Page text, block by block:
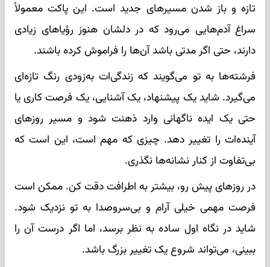
تازه و باز شدن مسیرهای جدید است. این پاکت معمولاً
سراغ آدم‌هایی می‌رود که در دلشان هنوز رؤیاهای زیادی
دارند، حتی اگر مدتی باشد آن‌ها را فراموش کرده باشند.
فرشته‌ها به تو می‌گویند که زندگی‌ات به‌زودی رنگ تازه‌ای
می‌گیرد. شاید یک پیشنهاد، یک آشنایی، یک فرصت کاری یا
حتی یک ایده ناگهانی وارد ذهنت شود و مسیر روزهای
آینده‌ات را تغییر دهد. چیزی که مهم است، این است که
بی‌تفاوت از کنار نشانه‌ها نگذری.
در روزهای پیش رو، بیشتر به اطرافت دقت کن. ممکن است
فرصت مهمی خیلی آرام و بی‌سروصدا به تو نزدیک شود.
شاید در نگاه اول ساده به نظر برسد، اما اگر درست آن را
ببینی، می‌تواند شروع یک تغییر بزرگ باشد.